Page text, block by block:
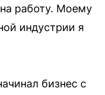
работу. Моему
индустрии я
бизнес с